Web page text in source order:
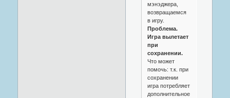
мэнэджера,
возвращаемся
в игру.
Проблема.
Игра вылетает
при
сохранении.
Что может
помочь: т.к. при
сохранении
игра потребляет
дополнительное